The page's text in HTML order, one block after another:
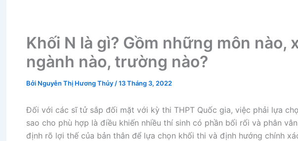
Khối N là gì? Gồm những môn nào,
ngành nào, trường nào?
Bởi Nguyễn Thị Hương Thủy /13 Tháng 3, 2022
Đối với các sĩ tử sắp đối mặt với kỳ thi THPT Quốc gia, việc phải lựa
sao cho phù hợp là điều khiến nhiều thí sinh có phần bối rối và phân
định rõ lợi thế của bản thân để lựa chọn khối thi và định hướng chính